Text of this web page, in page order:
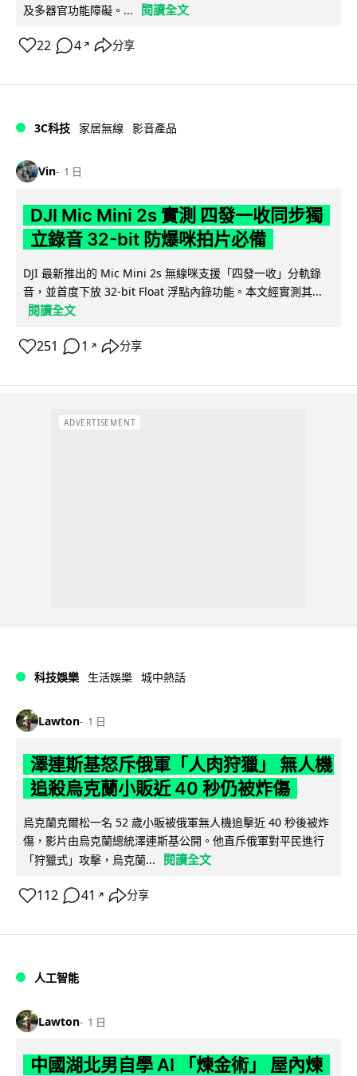
及多器官功能障礙。...
閱讀全文
22 4 ↗ 分享
3C科技 家居無線 影音產品
Vin 1 日
DJI Mic Mini 2s 實測 四發一收同步獨
立錄音 32-bit 防爆咪拍片必備
DJI 最新推出的 Mic Mini 2s 無線咪支援「四發一收」分軌錄
音，並首度下放 32-bit Float 浮點內錄功能。本文經實測其...
閱讀全文
251 1 ↗ 分享
ADVERTISEMENT
科技娛樂 生活娛樂 城中熱話
Lawton 1 日
澤連斯基怒斥俄軍「人肉狩獵」 無人機
追殺烏克蘭小販近 40 秒仍被炸傷
烏克蘭克爾松一名 52 歲小販被俄軍無人機追擊近 40 秒後被炸
傷，影片由烏克蘭總統澤連斯基公開。他直斥俄軍對平民進行
「狩獵式」攻擊，烏克蘭...
閱讀全文
112 41 ↗ 分享
人工智能
Lawton 1 日
中國湖北男自學 AI 「煉金術」 屋內煉